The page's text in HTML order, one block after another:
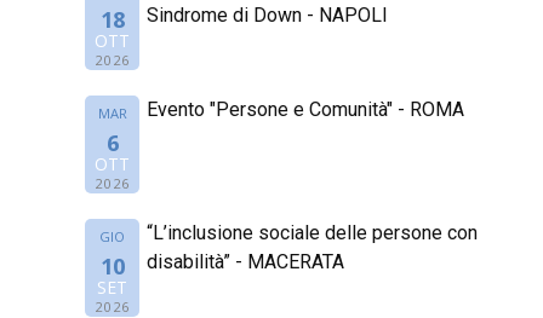
18
OTT
2026
Sindrome di Down - NAPOLI
MAR
6
OTT
2026
Evento "Persone e Comunità" - ROMA
GIO
10
SET
2026
“L’inclusione sociale delle persone con
disabilità” - MACERATA